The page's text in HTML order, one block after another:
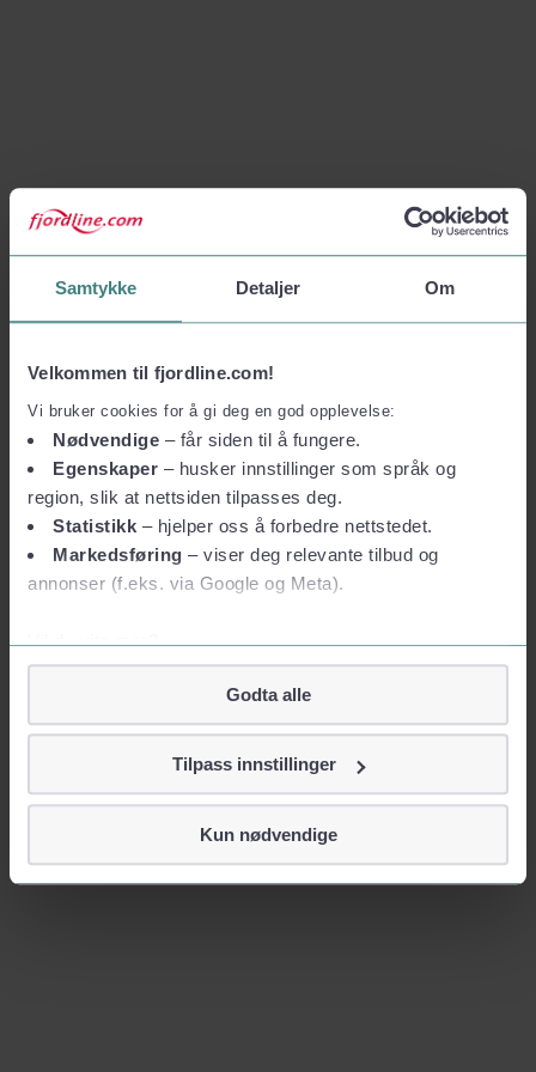
Samtykke Detaljer Om
Velkommen til fjordline.com!
Vi bruker cookies for å gi deg en god opplevelse:
Nødvendige – får siden til å fungere.
Egenskaper – husker innstillinger som språk og
region, slik at nettsiden tilpasses deg.
Statistikk – hjelper oss å forbedre nettstedet.
Markedsføring – viser deg relevante tilbud og
annonser (f.eks. via Google og Meta).
Vil du vite mer?
Om informasjonskapsler
Googles retningslinjer for personvern
Vi tar ditt personvern på alvor
identifiserer deg, som navn eller telefonnummer.
Godta alle
Tilpass innstillinger
Kun nødvendige